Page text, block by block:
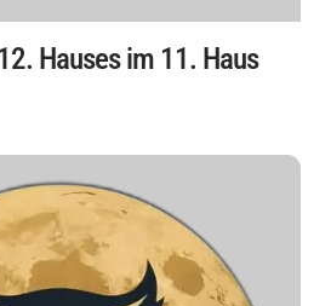
Hauses im 11. Haus